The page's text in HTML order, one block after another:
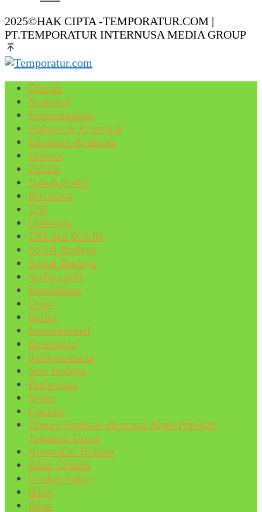
2025©HAK CIPTA -TEMPORATUR.COM |
PT.TEMPORATUR INTERNUSA MEDIA GROUP
Daerah
Nasional
Pemerintahan
Hukum & Kriminal
Ekonomi & Bisnis
Hukum
Politik
Tokoh Profil
Peristiwa
TNI
Olahraga
TNI dan POLRI
Sosial Budaya
Sosial Budaya
Serba-serbi
Pendidikan
Opini
Religi
Internasional
Kesehatan
Parlementaria
Seni budaya
Pariwisata
Home
Contact
Donasi Bantuan Bencana Alam Pemkab
Tapanuli Utara
Konsultan Hukum
Iklan Cimahi
Cookie Policy
Iklan
Iklan